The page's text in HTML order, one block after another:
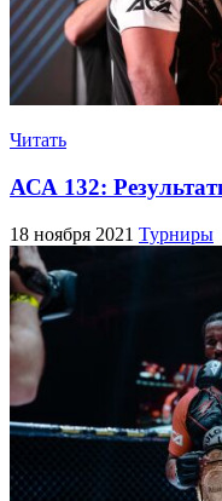
Читать
АСА 132:
18 ноября 2021 Турниры